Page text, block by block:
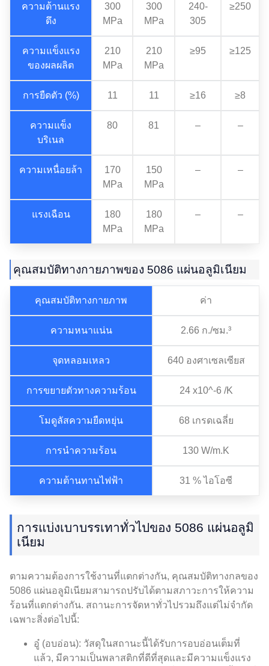
ความต้านแรง
ดึง
300
MPa
300
MPa
240-
305
≥250
ความแข็งแรง
ของผลผลิต
210
MPa
210
MPa
≥95 ≥125
การยืดตัว (%) 11 11 ≥16 ≥8
ความแข็ง
บริเนล
80 81 – –
ความเหนื่อยล้า
170
MPa
150
MPa
– –
แรงเฉือน
180
MPa
180
MPa
– –
คุณสมบัติทางกายภาพของ 5086 แผ่นอลูมิเนียม
คุณสมบัติทางกายภาพ ค่า
ความหนาแน่น 2.66 ก./ซม.³
จุดหลอมเหลว 640 องศาเซลเซียส
การขยายตัวทางความร้อน 24 x10^-6 /K
โมดูลัสความยืดหยุ่น 68 เกรดเฉลี่ย
การนำความร้อน 130 W/m.K
ความต้านทานไฟฟ้า 31 % ไอโอซี
การแบ่งเบาบรรเทาทั่วไปของ 5086 แผ่นอลูมิ
เนียม
ตามความต้องการใช้งานที่แตกต่างกัน, คุณสมบัติทางกลของ
5086 แผ่นอลูมิเนียมสามารถปรับได้ตามสภาวะการให้ความ
ร้อนที่แตกต่างกัน. สถานะการจัดหาทั่วไปรวมถึงแต่ไม่จำกัด
เฉพาะสิ่งต่อไปนี้:
อู๋ (อบอ่อน): วัสดุในสถานะนี้ได้รับการอบอ่อนเต็มที่
แล้ว, มีความเป็นพลาสติกที่ดีที่สุดและมีความแข็งแรง